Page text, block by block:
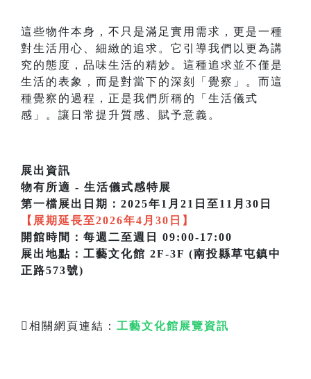
這些物件本身，不只是滿足實用需求，更是一種
對生活用心、細緻的追求。它引導我們以更為講
究的態度，品味生活的精妙。這種追求並不僅是
生活的表象，而是對當下的深刻「覺察」。而這
種覺察的過程，正是我們所稱的「生活儀式
感」。讓日常提升質感、賦予意義。
展出資訊
物有所適 - 生活儀式感特展
第一檔展出日期：2025年1月21日至11月30日
【展期延長至2026年4月30日】
開館時間：每週二至週日 09:00-17:00
展出地點：工藝文化館 2F-3F (南投縣草屯鎮中
正路573號)
相關網頁連結： 工藝文化館展覽資訊